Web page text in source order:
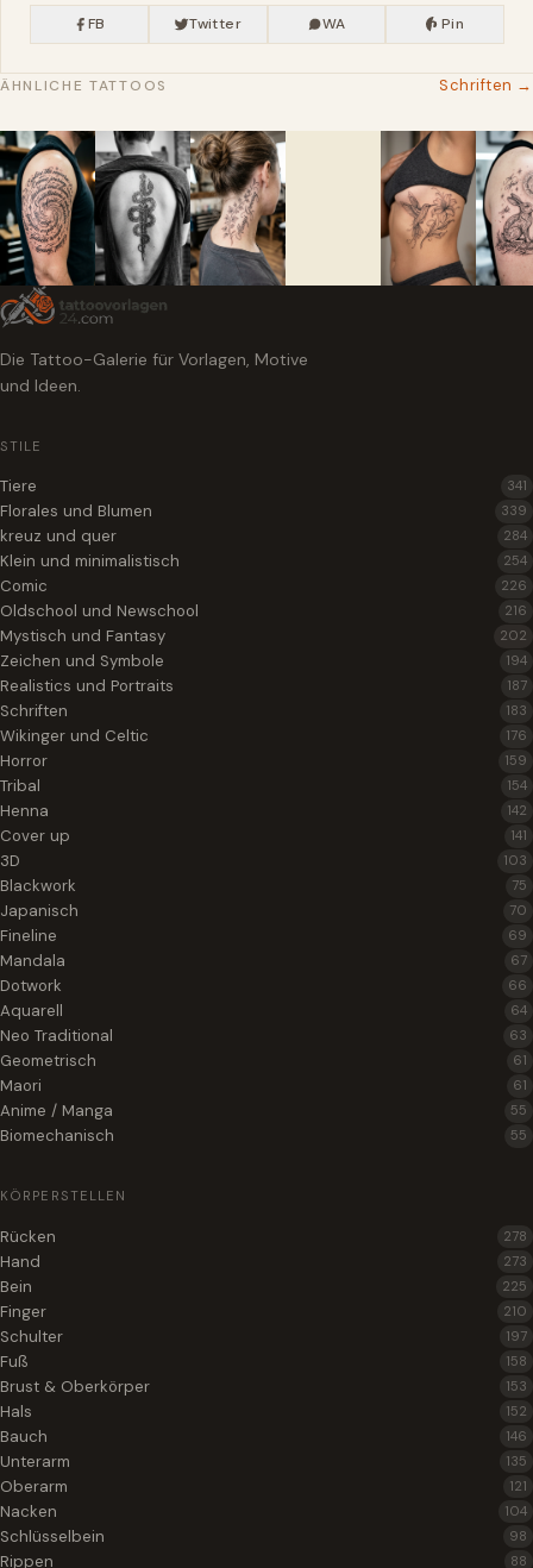
FB Twitter WA Pin
ÄHNLICHE TATTOOS Schriften →
Die Tattoo-Galerie für Vorlagen, Motive
und Ideen.
STILE
Tiere 341
Florales und Blumen 339
kreuz und quer 284
Klein und minimalistisch 254
Comic 226
Oldschool und Newschool 216
Mystisch und Fantasy 202
Zeichen und Symbole 194
Realistics und Portraits 187
Schriften 183
Wikinger und Celtic 176
Horror 159
Tribal 154
Henna 142
Cover up 141
3D 103
Blackwork 75
Japanisch 70
Fineline 69
Mandala 67
Dotwork 66
Aquarell 64
Neo Traditional 63
Geometrisch 61
Maori 61
Anime / Manga 55
Biomechanisch 55
KÖRPERSTELLEN
Rücken 278
Hand 273
Bein 225
Finger 210
Schulter 197
Fuß 158
Brust & Oberkörper 153
Hals 152
Bauch 146
Unterarm 135
Oberarm 121
Nacken 104
Schlüsselbein 98
Rippen 88